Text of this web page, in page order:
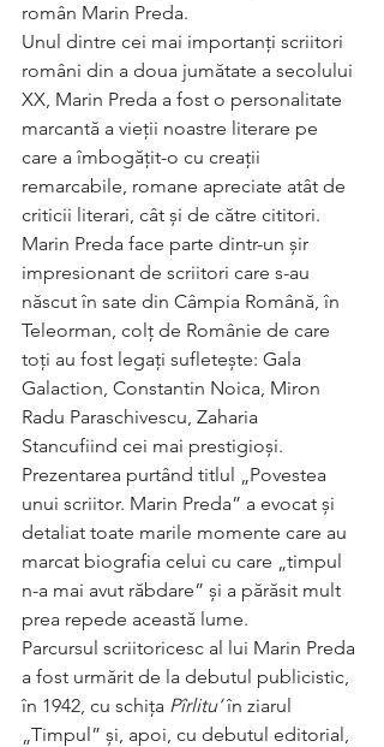
român Marin Preda.
Unul dintre cei mai importanți scriitori
români din a doua jumătate a secolului
XX, Marin Preda a fost o personalitate
marcantă a vieții noastre literare pe
care a îmbogățit-o cu creații
remarcabile, romane apreciate atât de
criticii literari, cât și de către cititori.
Marin Preda face parte dintr-un șir
impresionant de scriitori care s-au
născut în sate din Câmpia Română, în
Teleorman, colț de Românie de care
toți au fost legați sufletește: Gala
Galaction, Constantin Noica, Miron
Radu Paraschivescu, Zaharia
Stancufiind cei mai prestigioși.
Prezentarea purtând titlul „Povestea
unui scriitor. Marin Preda” a evocat și
detaliat toate marile momente care au
marcat biografia celui cu care „timpul
n-a mai avut răbdare” și a părăsit mult
prea repede această lume.
Parcursul scriitoricesc al lui Marin Preda
a fost urmărit de la debutul publicistic,
în 1942, cu schița Pîrlitu’ în ziarul
„Timpul” și, apoi, cu debutul editorial,